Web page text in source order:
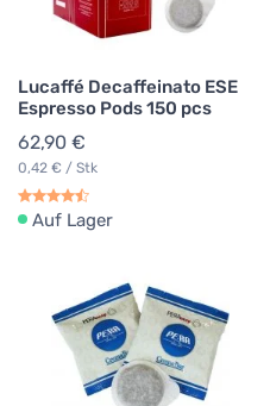
Lucaffé Decaffeinato ESE
Espresso Pods 150 pcs
62,90 €
0,42 € / Stk
Auf Lager